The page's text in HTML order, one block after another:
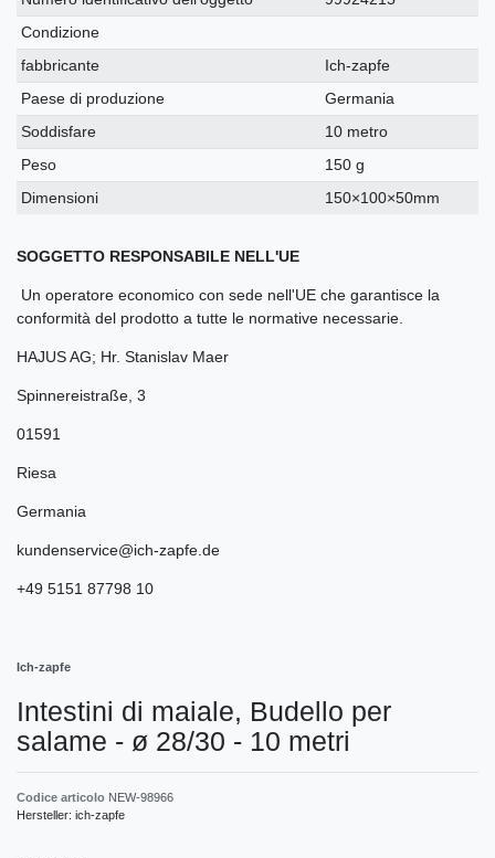
Condizione
fabbricante
Ich-zapfe
Paese di produzione
Germania
Soddisfare
10 metro
Peso
150 g
Dimensioni
150×100×50mm
SOGGETTO RESPONSABILE NELL'UE
Un operatore economico con sede nell'UE che garantisce la
conformità del prodotto a tutte le normative necessarie.
HAJUS AG; Hr. Stanislav Maer
Spinnereistraße 3
01591
Riesa
Germania
kundenservice@ich-zapfe.de
+49 5151 87798 10
Ich-zapfe
Intestini di maiale, Budello per
salame - ø 28/30 - 10 metri
Codice articolo NEW-98966
Hersteller: ich-zapfe